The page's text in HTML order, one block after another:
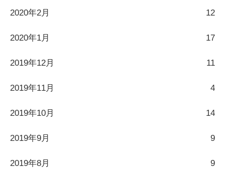
2020年2月 12
2020年1月 17
2019年12月 11
2019年11月 4
2019年10月 14
2019年9月 9
2019年8月 9